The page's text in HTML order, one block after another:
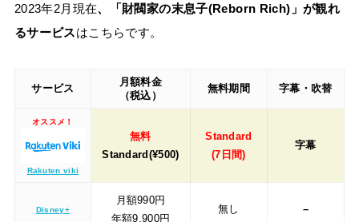
2023年2月現在、「財閥家の末息子(Reborn Rich)」が観れ
るサービスはこちらです。
サービス
月額料金
（税込）
無料期間 字幕・吹替
オススメ！
Rakuten viki
無料
Standard(¥500)
Standard
(7日間)
字幕
Disney+
月額990円
年額9,900円
無し –